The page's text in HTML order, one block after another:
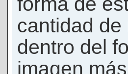
cantidad
dentro del
imagen